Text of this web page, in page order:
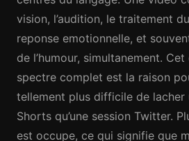
vision, l’audition, le traitement
reponse emotionnelle, et
de l’humour, simultanement.
spectre complet est la raison
tellement plus difficile de lacher
Shorts qu’une session Twitter.
est occupe, ce qui signifie que